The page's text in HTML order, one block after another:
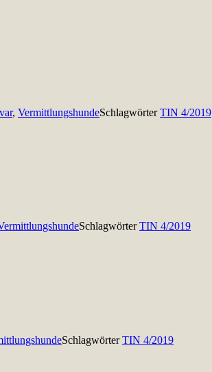
, VermittlungshundeSchlagwörterTIN 4/2019
SchlagwörterTIN 4/2019
SchlagwörterTIN 4/2019